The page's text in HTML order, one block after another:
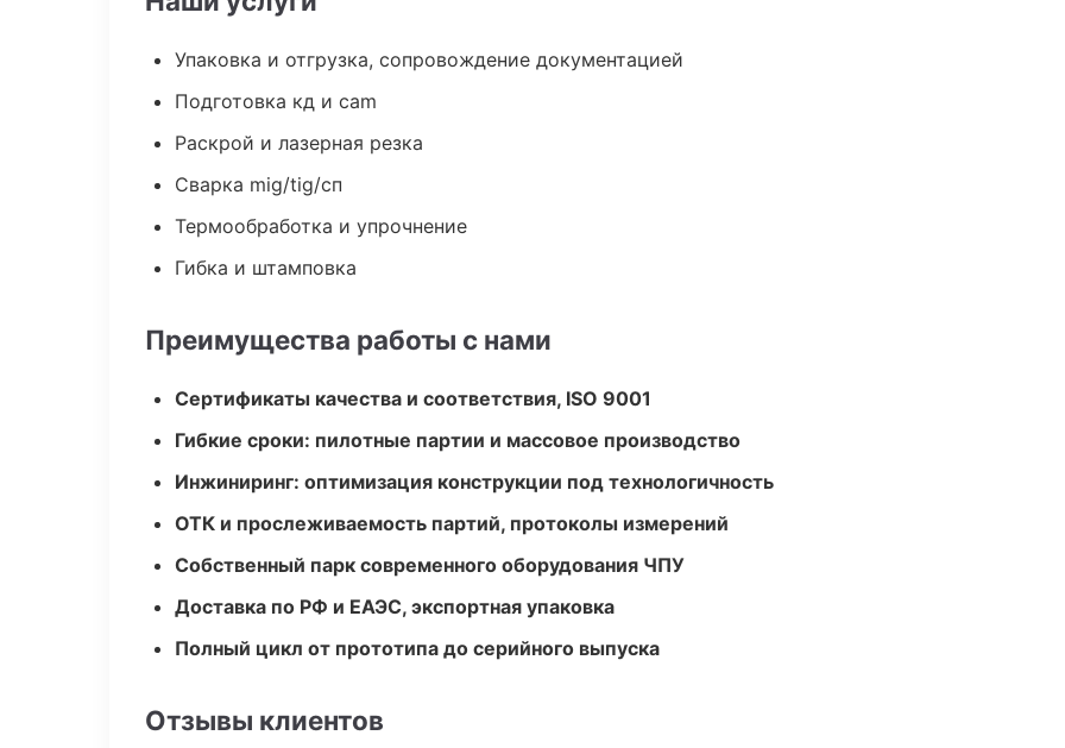
Упаковка и отгрузка, сопровождение документацией
Подготовка кд и cam
Раскрой и лазерная резка
Сварка mig/tig/сп
Термообработка и упрочнение
Гибка и штамповка
Преимущества работы с нами
Сертификаты качества и соответствия, ISO 9001
Гибкие сроки: пилотные партии и массовое производство
Инжиниринг: оптимизация конструкции под технологичность
ОТК и прослеживаемость партий, протоколы измерений
Собственный парк современного оборудования ЧПУ
Доставка по РФ и ЕАЭС, экспортная упаковка
Полный цикл от прототипа до серийного выпуска
Отзывы клиентов